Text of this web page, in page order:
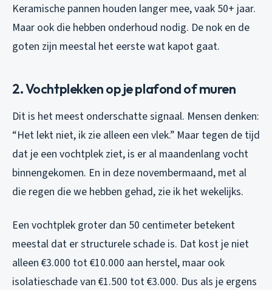
Keramische pannen houden langer mee, vaak 50+ jaar.
Maar ook die hebben onderhoud nodig. De nok en de
goten zijn meestal het eerste wat kapot gaat.
2. Vochtplekken op je plafond of muren
Dit is het meest onderschatte signaal. Mensen denken:
“Het lekt niet, ik zie alleen een vlek.” Maar tegen de tijd
dat je een vochtplek ziet, is er al maandenlang vocht
binnengekomen. En in deze novembermaand, met al
die regen die we hebben gehad, zie ik het wekelijks.
Een vochtplek groter dan 50 centimeter betekent
meestal dat er structurele schade is. Dat kost je niet
alleen €3.000 tot €10.000 aan herstel, maar ook
isolatieschade van €1.500 tot €3.000. Dus als je ergens